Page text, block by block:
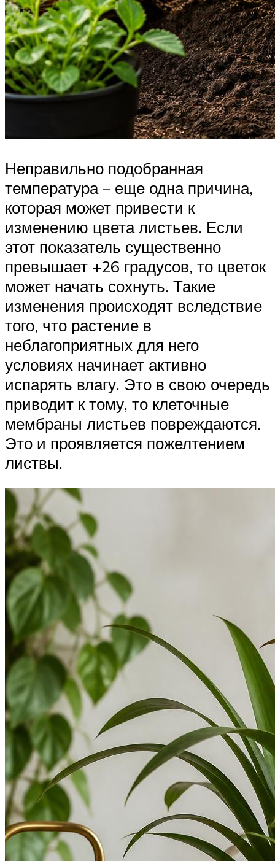
Неправильно подобранная
температура – еще одна причина,
которая может привести к
изменению цвета листьев. Если
этот показатель существенно
превышает +26 градусов, то цветок
может начать сохнуть. Такие
изменения происходят вследствие
того, что растение в
неблагоприятных для него
условиях начинает активно
испарять влагу. Это в свою очередь
приводит к тому, то клеточные
мембраны листьев повреждаются.
Это и проявляется пожелтением
листвы.